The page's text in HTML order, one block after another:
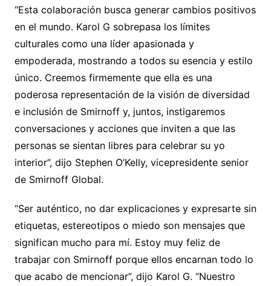
“Esta colaboración busca generar cambios positivos
en el mundo. Karol G sobrepasa los límites
culturales como una líder apasionada y
empoderada, mostrando a todos su esencia y estilo
único. Creemos firmemente que ella es una
poderosa representación de la visión de diversidad
e inclusión de Smirnoff y, juntos, instigaremos
conversaciones y acciones que inviten a que las
personas se sientan libres para celebrar su yo
interior”, dijo Stephen O’Kelly, vicepresidente senior
de Smirnoff Global.
“Ser auténtico, no dar explicaciones y expresarte sin
etiquetas, estereotipos o miedo son mensajes que
significan mucho para mí. Estoy muy feliz de
trabajar con Smirnoff porque ellos encarnan todo lo
que acabo de mencionar”, dijo Karol G. “Nuestro